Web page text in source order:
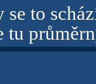
se to
tu